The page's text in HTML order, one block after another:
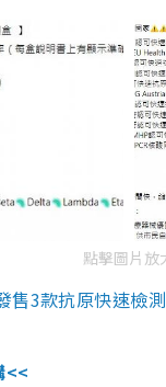
點擊圖片放
3款抗原快速檢
<<